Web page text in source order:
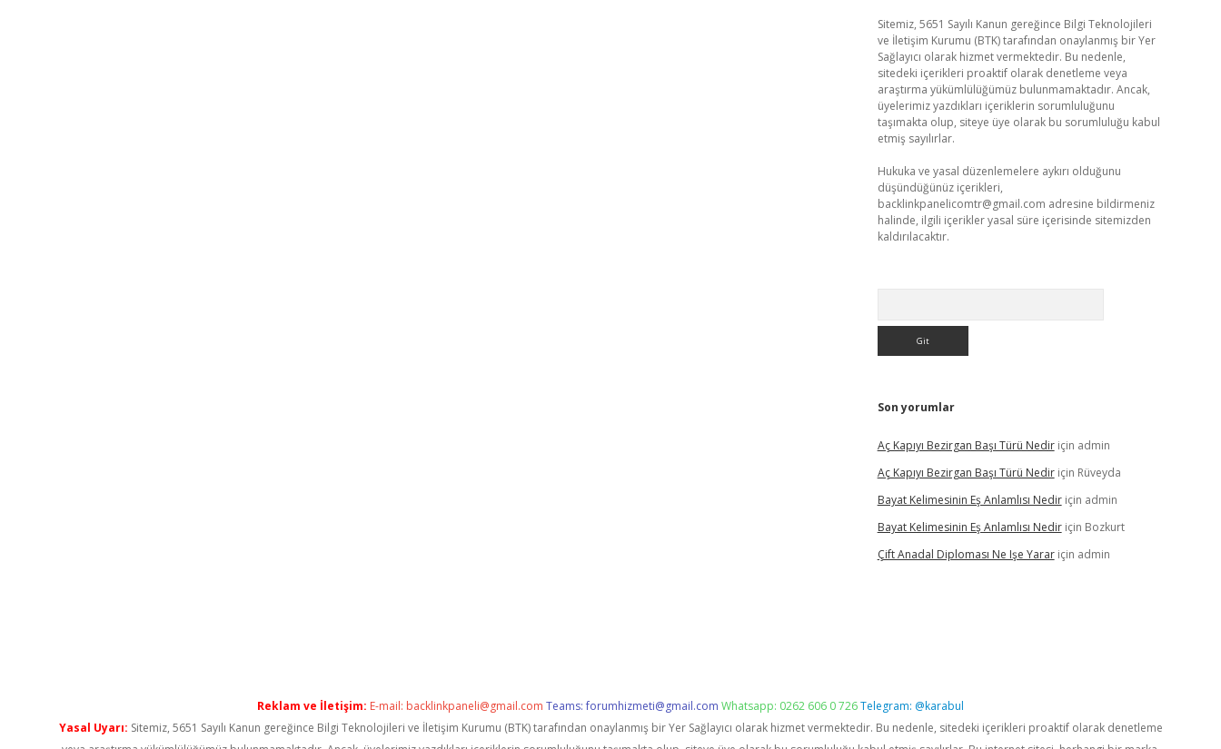
Sitemiz, 5651 Sayılı Kanun gereğince Bilgi Teknolojileri
ve İletişim Kurumu (BTK) tarafından onaylanmış bir Yer
Sağlayıcı olarak hizmet vermektedir. Bu nedenle,
sitedeki içerikleri proaktif olarak denetleme veya
araştırma yükümlülüğümüz bulunmamaktadır. Ancak,
üyelerimiz yazdıkları içeriklerin sorumluluğunu
taşımakta olup, siteye üye olarak bu sorumluluğu kabul
etmiş sayılırlar.
Hukuka ve yasal düzenlemelere aykırı olduğunu
düşündüğünüz içerikleri,
backlinkpanelicomtr@gmail.com adresine bildirmeniz
halinde, ilgili içerikler yasal süre içerisinde sitemizden
kaldırılacaktır.
Son yorumlar
Aç Kapıyı Bezirgan Başı Türü Nediriçin admin
Aç Kapıyı Bezirgan Başı Türü Nediriçin Rüveyda
Bayat Kelimesinin Eş Anlamlısı Nediriçin admin
Bayat Kelimesinin Eş Anlamlısı Nediriçin Bozkurt
Çift Anadal Diploması Ne Işe Yarariçin admin
Reklam ve İletişim: E-mail: backlinkpaneli@gmail.com Teams:forumhizmeti@gmail.com Whatsapp: 0262 606 0 726Telegram: @karabul
Yasal Uyarı: Sitemiz, 5651 Sayılı Kanun gereğince Bilgi Teknolojileri ve İletişim Kurumu (BTK) tarafından onaylanmış bir Yer Sağlayıcı olarak hizmet vermektedir. Bu nedenle, sitedeki içerikleri proaktif olarak denetleme